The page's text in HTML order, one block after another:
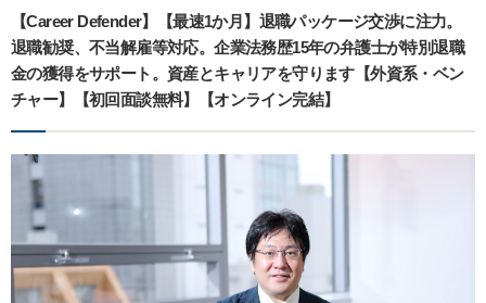
【Career Defender】【最速1か月】退職パッケージ交渉に注力。
退職勧奨、不当解雇等対応。企業法務歴15年の弁護士が特別退職
金の獲得をサポート。資産とキャリアを守ります【外資系・ベン
チャー】【初回面談無料】【オンライン完結】